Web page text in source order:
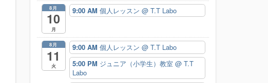
8月
10
月
9:00 AM 個人レッスン @ T.T Labo
8月
11
火
9:00 AM 個人レッスン @ T.T Labo
5:00 PM ジュニア（小学生）教室 @ T.T
Labo